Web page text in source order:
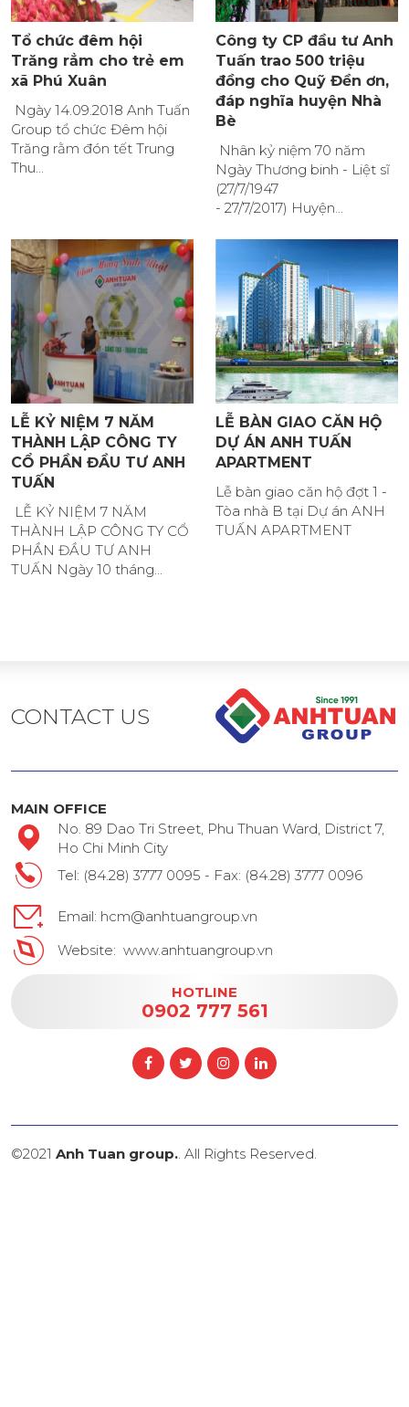
Tổ chức đêm hội
Trăng rẳm cho trẻ em
xã Phú Xuân
Ngày 14.09.2018 Anh Tuấn
Group tổ chức Đêm hội
Trăng rằm đón tết Trung
Thu...
Công ty CP đầu tư Anh
Tuấn trao 500 triệu
đồng cho Quỹ Đền ơn,
đáp nghĩa huyện Nhà
Bè
Nhân kỷ niệm 70 năm
Ngày Thương binh - Liệt sĩ
(27/7/1947
- 27/7/2017) Huyện...
LỄ KỶ NIỆM 7 NĂM
THÀNH LẬP CÔNG TY
CỔ PHẦN ĐẦU TƯ ANH
TUẤN
LỄ KỶ NIỆM 7 NĂM
THÀNH LẬP CÔNG TY CỔ
PHẦN ĐẦU TƯ ANH
TUẤN Ngày 10 tháng...
LỄ BÀN GIAO CĂN HỘ
DỰ ÁN ANH TUẤN
APARTMENT
Lễ bàn giao căn hộ đợt 1 -
Tòa nhà B tại Dự án ANH
TUẤN APARTMENT
CONTACT US
MAIN OFFICE
No. 89 Dao Tri Street, Phu Thuan Ward, District 7,
Ho Chi Minh City
Tel: (84.28) 3777 0095 - Fax: (84.28) 3777 0096
Email: hcm@anhtuangroup.vn
Website: www.anhtuangroup.vn
HOTLINE
0902 777 561
©2021 Anh Tuan group.. All Rights Reserved.